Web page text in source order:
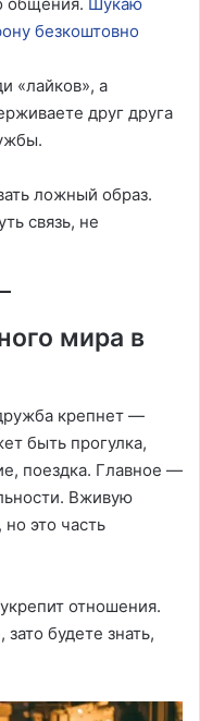
безкоштовно
«лайков», а
друг друга
ложный образ.
связь, не
мира в
крепнет —
быть прогулка,
поездка. Главное —
Вживую
это часть
отношения.
будете знать,